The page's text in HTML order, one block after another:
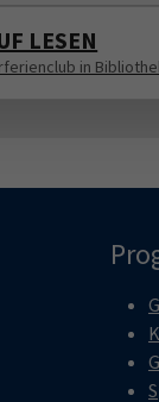
LESEN
in